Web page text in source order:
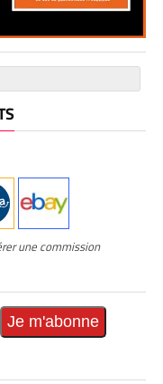
une commission